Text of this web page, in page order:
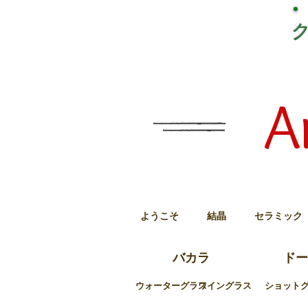
ようこそ 結晶 セラミック
バカラ ド
ウォーターグラスワイングラス ショット